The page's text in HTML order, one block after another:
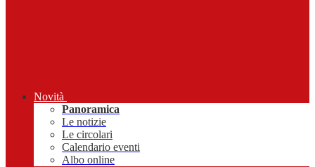
Novità
Panoramica
Le notizie
Le circolari
Calendario eventi
Albo online